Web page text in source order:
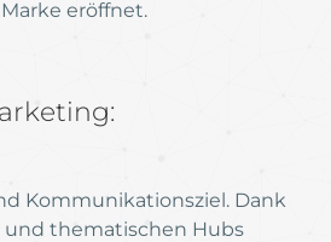
eröffnet.
Kommunikationsziel. Dank
und thematischen Hubs